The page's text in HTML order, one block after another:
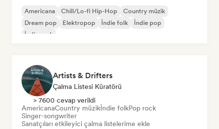
Americana Chill/Lo-fi Hip-Hop
Country müzik
Dream pop
Elektropop İndie folk
İndie pop
İndie rock
Artists & Drifters
Çalma Listesi Küratörü
> 7600 cevap verildi
AmericanaCountry müzikİndie folkPop rock
Singer-songwriter
Sanatçıları etkileyici çalma listelerime ekle